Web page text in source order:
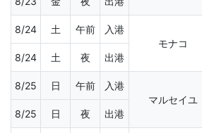
8/24 土 午前
入港
モナコ
8/24
土 夜 出港
8/25 日 午前
入港
マルセイユ
8/25
日 夜 出港